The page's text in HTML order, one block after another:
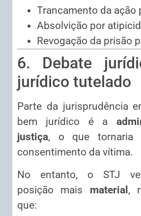
Trancamento da ação
Absolvição por
Revogação da prisão
6. Debate
jurídico tutelado
Parte da jurisprudência
bem jurídico é a
justiça, o que tornaria
consentimento da vítima.
No entanto, o STJ
posição mais material ,
que: